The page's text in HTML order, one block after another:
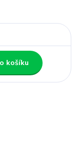
košíku